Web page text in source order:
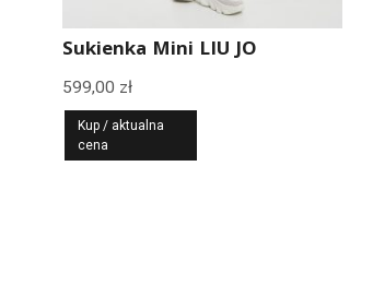
Sukienka Mini LIU JO
599,00 zł
Kup / aktualna
cena